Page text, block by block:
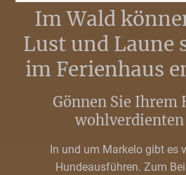
Im Wald
Lust und Laune
im Ferienhaus
Gönnen Sie Ihrem
In und um Markelo gibt es
Hundeausführen. Zum